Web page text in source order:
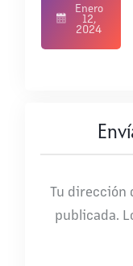
Enero
12,
2024
Tu dirección
publicada.